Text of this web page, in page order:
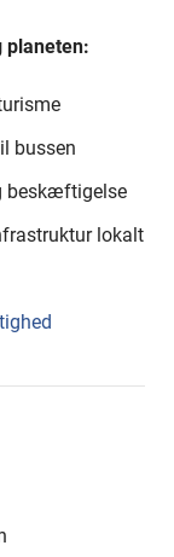
planeten:
bussen
beskæftigelse
lokalt